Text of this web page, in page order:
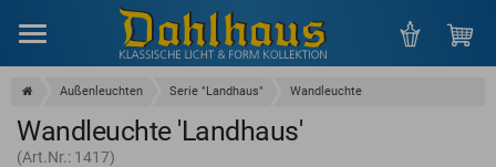
Außenleuchten Serie "Landhaus" Wandleuchte
Wandleuchte 'Landhaus'
(Art.Nr.: 1417)